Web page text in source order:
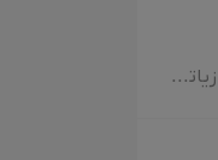
لەم بەشەشدا ڕەنگدانەوەی زیاتری "نەورۆز" لە شیعر و دەقی کوردیدا دەخەینەڕوو. هەروەها پێویستە ئاماژەش بەوە بکەم کە وێڕای ئەوەی لەم وتارەدا ڕەنگدانەوەی "نەورۆز" لە ئەدەبی کوردیدا دەبینین، ئاوڕێکیش لە شاعیران و نووسەرانمان دەدەینەوە کە بەداخەوە ناوی هەندێکیان بە فەرامۆشی سپێردراون.